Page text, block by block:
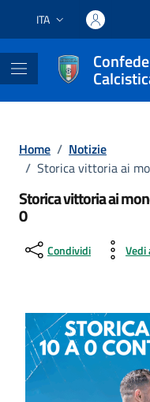
Lingua attiva:
ITA
Home / Notizie
/ Storica vittoria ai
Storica vittoria ai
0
Condividi Vedi